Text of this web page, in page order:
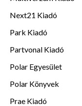
Next21 Kiadó
Park Kiadó
Partvonal Kiadó
Polar Egyesület
Polar Könyvek
Prae Kiadó